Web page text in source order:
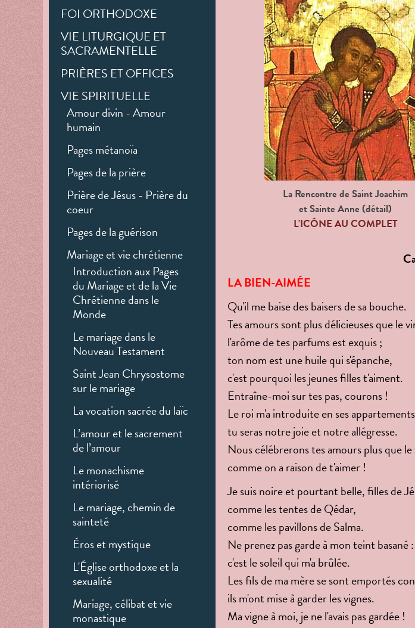
FOI ORTHODOXE
VIE LITURGIQUE ET
SACRAMENTELLE
PRIÈRES ET OFFICES
VIE SPIRITUELLE
Amour divin - Amour
humain
Pages métanoïa
Pages de la prière
Prière de Jésus - Prière du
coeur
Pages de la guérison
Mariage et vie chrétienne
Introduction aux Pages
du Mariage et de la Vie
Chrétienne dans le
Monde
Le mariage dans le
Nouveau Testament
Saint Jean Chrysostome
sur le mariage
La vocation sacrée du laïc
L’amour et le sacrement
de l’amour
Le monachisme
intériorisé
Le mariage, chemin de
sainteté
Éros et mystique
L'Église orthodoxe et la
sexualité
Mariage, célibat et vie
monastique
La Rencontre de Saint Joachim
et Sainte Anne (détail)
L'ICÔNE AU COMPLET
LA BIEN-AIMÉE
Qu'il me baise des baisers de sa bouche.
Tes amours sont plus délicieuses que le
l'arôme de tes parfums est exquis ;
ton nom est une huile qui s'épanche,
c'est pourquoi les jeunes filles t'aiment.
Entraîne-moi sur tes pas, courons !
Le roi m'a introduite en ses
tu seras notre joie et notre allégresse.
Nous célébrerons tes amours plus que le
comme on a raison de t'aimer !
Je suis noire et pourtant belle, filles de
comme les tentes de Qédar,
comme les pavillons de Salma.
Ne prenez pas garde à mon teint basané :
c'est le soleil qui m'a brûlée.
Les fils de ma mère se sont emportés
ils m'ont mise à garder les vignes.
Ma vigne à moi, je ne l'avais pas gardée !